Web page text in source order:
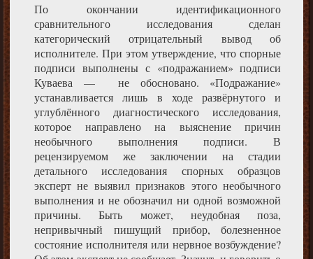
По окончании идентификационного
сравнительного исследования сделан
категорический отрицательный вывод об
исполнителе. При этом утверждение, что спорные
подписи выполнены с «подражанием» подписи
Куваева — не обосновано. «Подражание»
устанавливается лишь в ходе развёрнутого и
углублённого диагностического исследования,
которое направлено на выяснение причин
необычного выполнения подписи. В
рецензируемом же заключении на стадии
детального исследования спорных образцов
эксперт не выявил признаков этого необычного
выполнения и не обозначил ни одной возможной
причины. Быть может, неудобная поза,
непривычный пишущий прибор, болезненное
состояние исполнителя или нервное возбуждение?